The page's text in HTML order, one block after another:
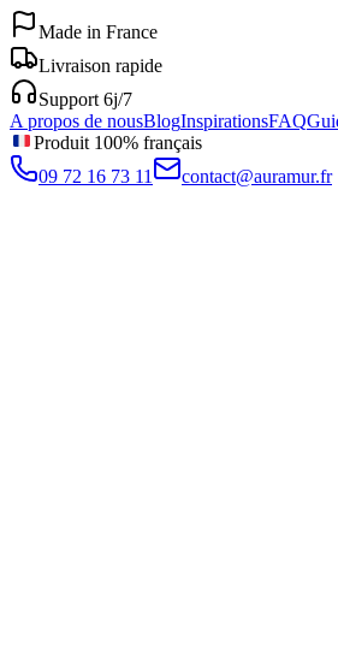
Made in France
Livraison rapide
Support 6j/7
A propos de nousBlogInspirationsFAQ
Produit 100% français
09 72 16 73 11
contact@auramur.fr